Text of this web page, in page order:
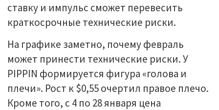
ставку и импульс сможет перевесить
краткосрочные технические риски.
На графике заметно, почему февраль
может принести технические риски. У
PIPPIN формируется фигура «голова и
плечи». Рост к $0,55 очертил правое плечо.
Кроме того, с 4 по 28 января цена